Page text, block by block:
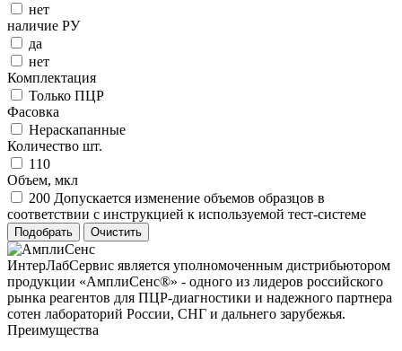
нет
наличие РУ
да
нет
Комплектация
Только ПЦР
Фасовка
Нераскапанные
Количество шт.
110
Объем, мкл
200 Допускается изменение объемов образцов в
соответствии с инструкцией к используемой тест-системе
ИнтерЛабСервис является уполномоченным дистрибьютором
продукции «АмплиСенс®» - одного из лидеров российского
рынка реагентов для ПЦР-диагностики и надежного партнера
сотен лабораторий России, СНГ и дальнего зарубежья.
Преимущества